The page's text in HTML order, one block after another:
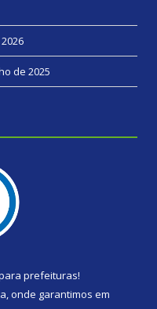
de 2025
prefeituras!
onde garantimos em